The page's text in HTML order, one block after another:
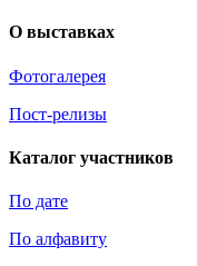
О выставках
Фотогалерея
Пост-релизы
Каталог участников
По дате
По алфавиту